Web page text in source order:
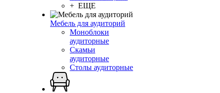
+ ЕЩЕ
Мебель для аудиторий
Моноблоки
аудиторные
Скамьи
аудиторные
Столы аудиторные